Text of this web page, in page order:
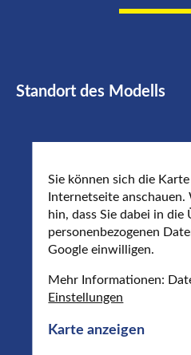
Standort des Modells
Sie können sich die
Internetseite
hin, dass Sie dabei in
personenbezogenen
Google einwilligen.
Mehr Informationen:
Einstellungen
Karte anzeigen